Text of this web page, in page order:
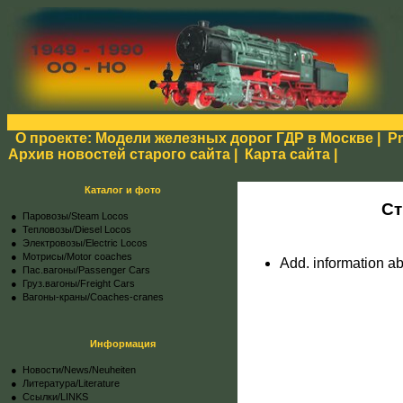
О проекте: Модели железных дорог ГДР в Москве
Архив новостей старого сайта
Карта сайта
Каталог и фото
● Паровозы/Steam Locos
● Тепловозы/Diesel Locos
● Электровозы/Electric Locos
● Мотрисы/Motor coaches
● Пас.вагоны/Passenger Cars
● Груз.вагоны/Freight Cars
● Вагоны-краны/Coaches-cranes
Информация
● Новости/News/Neuheiten
● Литература/Literature
● Ссылки/LINKS
Add. information